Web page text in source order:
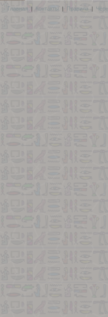
Главная | Контакты | Правила |